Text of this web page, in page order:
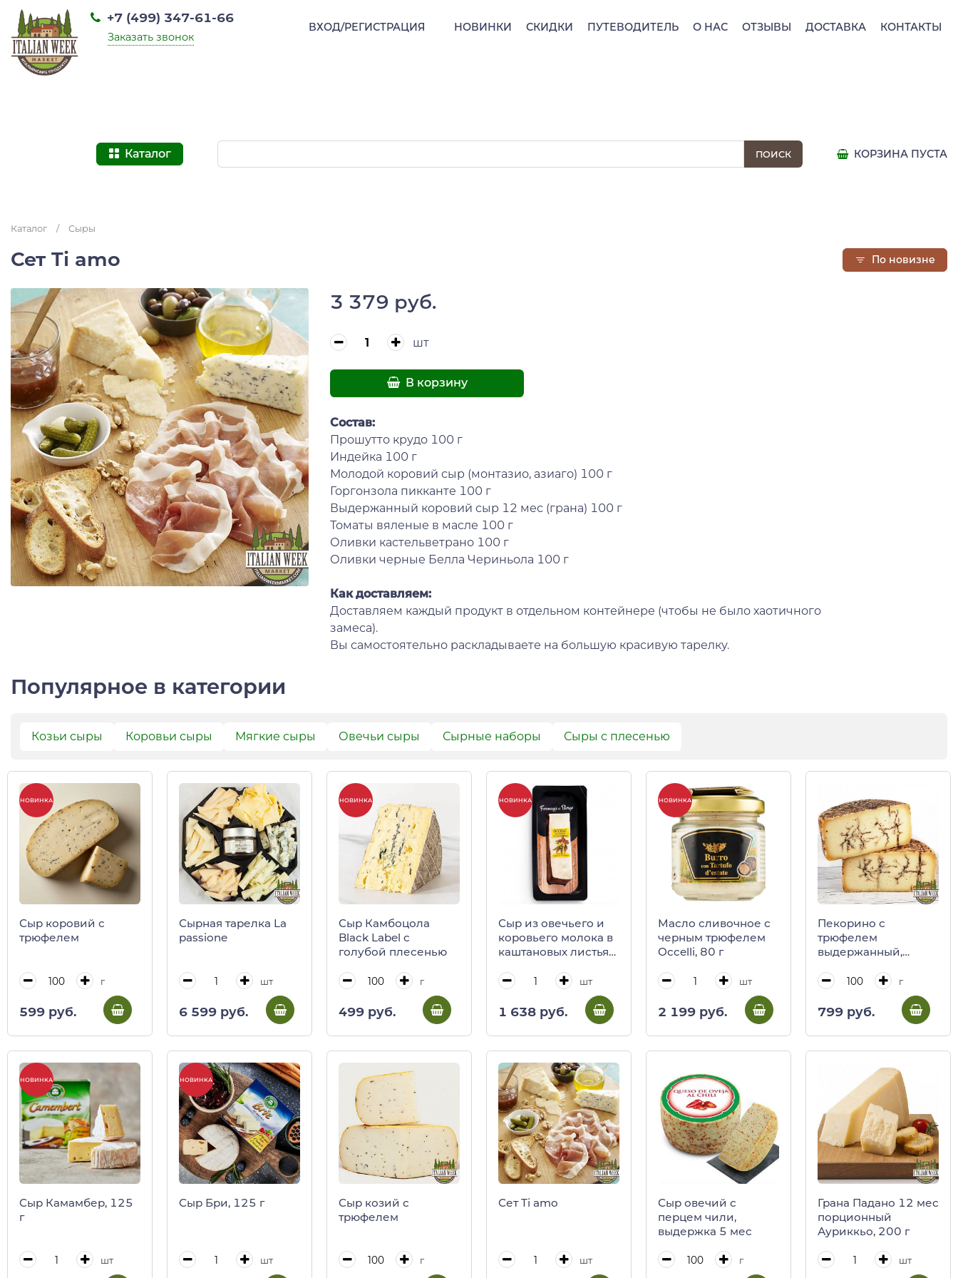
НОВИНКИ СКИДКИ ПУТЕВОДИТЕЛЬ О НАС ОТЗЫВЫ ДОСТАВКА КОНТАКТЫ
+7 (499) 347-61-66
Заказать звонок
ВХОД/РЕГИСТРАЦИЯ
Каталог КОРЗИНА ПУСТА
Каталог / Сыры
Сет Ti amo
3 379 руб.
шт
В корзину
Состав:
Прошутто крудо 100 г
Индейка 100 г
Молодой коровий сыр (монтазио, азиаго) 100 г
Горгонзола пикканте 100 г
Выдержанный коровий сыр 12 мес (грана) 100 г
Томаты вяленые в масле 100 г
Оливки кастельветрано 100 г
Оливки черные Белла Чериньола 100 г
Как доставляем:
Доставляем каждый продукт в отдельном контейнере (чтобы не было хаотичного
замеса).
Вы самостоятельно раскладываете на большую красивую тарелку.
Популярное в категории
По новизне
Козьи сыры Коровьи сыры Мягкие сыры Овечьи сыры Сырные наборы Сыры с плесенью
НОВИНКА
Сыр коровий с
трюфелем
г
599 руб.
Сырная тарелка La
passione
шт
6 599 руб.
НОВИНКА
Сыр Камбоцола
Black Label с
голубой плесенью
г
499 руб.
НОВИНКА
Сыр из овечьего и
коровьего молока в
каштановых листьях,
шт
1 638 руб.
НОВИНКА
Масло сливочное с
черным трюфелем
Occelli, 80 г
шт
2 199 руб.
Пекорино с
трюфелем
выдержанный,
г
799 руб.
НОВИНКА
Сыр Камамбер, 125
г
шт
НОВИНКА
Сыр Бри, 125 г
шт
Сыр козий с
трюфелем
г
Сет Ti amo
шт
Сыр овечий с
перцем чили,
выдержка 5 мес
г
Грана Падано 12 мес
порционный
Ауриккьо, 200 г
шт